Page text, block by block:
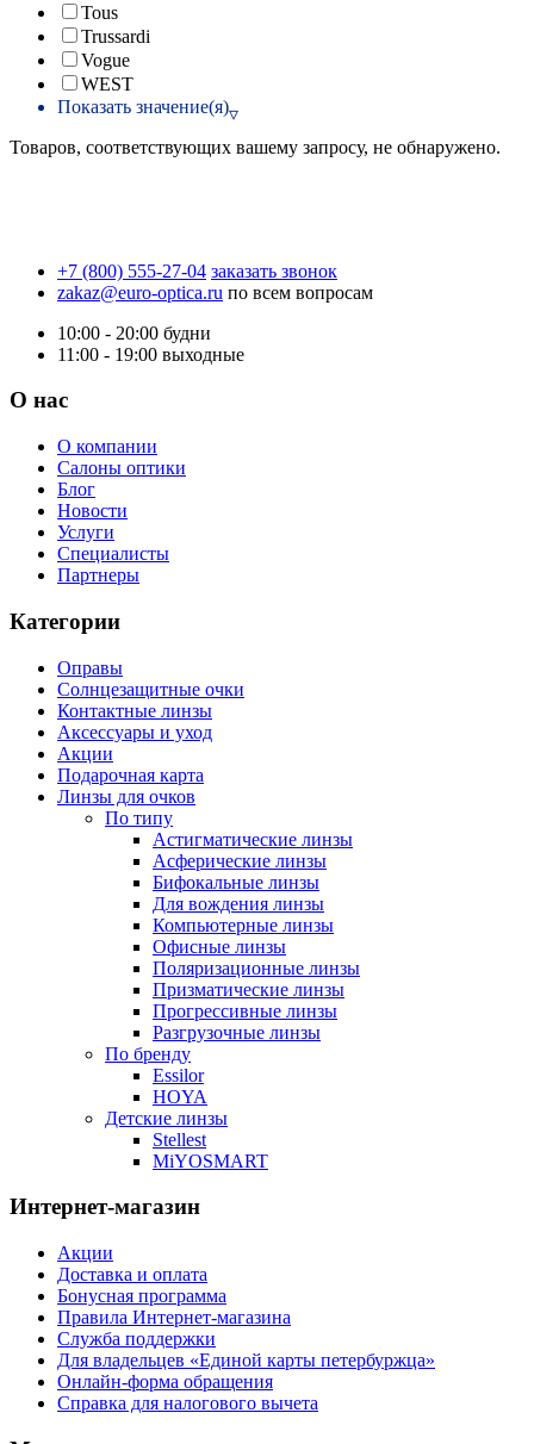
Tous
Trussardi
Vogue
WEST
Показать значение(я)
Товаров, соответствующих вашему запросу, не обнаружено.
+7 (800) 555-27-04 заказать звонок
zakaz@euro-optica.ru по всем вопросам
10:00 - 20:00 будни
11:00 - 19:00 выходные
О нас
О компании
Салоны оптики
Блог
Новости
Услуги
Специалисты
Партнеры
Категории
Оправы
Солнцезащитные очки
Контактные линзы
Аксессуары и уход
Акции
Подарочная карта
Линзы для очков
По типу
Астигматические линзы
Асферические линзы
Бифокальные линзы
Для вождения линзы
Компьютерные линзы
Офисные линзы
Поляризационные линзы
Призматические линзы
Прогрессивные линзы
Разгрузочные линзы
По бренду
Essilor
HOYA
Детские линзы
Stellest
MiYOSMART
Интернет-магазин
Акции
Доставка и оплата
Бонусная программа
Правила Интернет-магазина
Служба поддержки
Для владельцев «Единой карты петербуржца»
Онлайн-форма обращения
Справка для налогового вычета